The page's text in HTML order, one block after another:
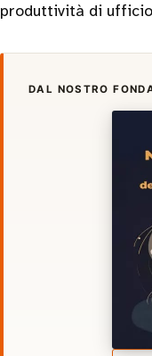
produttività di
DAL NOSTRO